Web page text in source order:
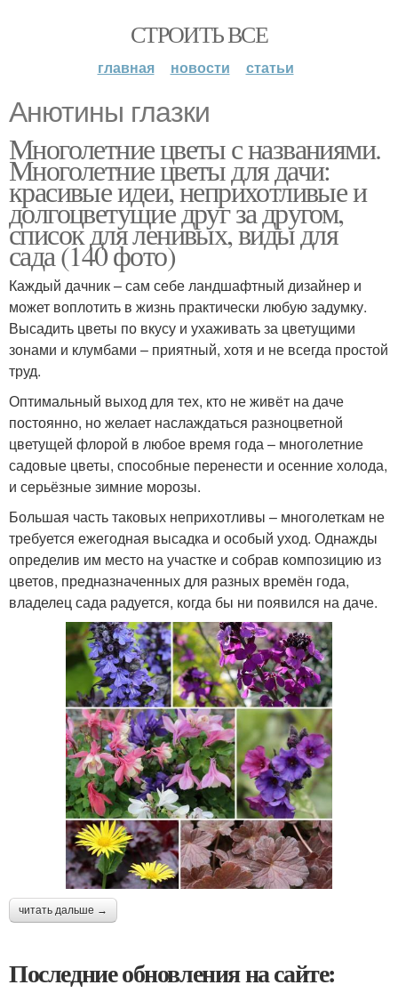
СТРОИТЬ ВСЕ
главная новости статьи
Анютины глазки
Многолетние цветы с названиями.
Многолетние цветы для дачи:
красивые идеи, неприхотливые и
долгоцветущие друг за другом,
список для ленивых, виды для
сада (140 фото)
Каждый дачник – сам себе ландшафтный дизайнер и
может воплотить в жизнь практически любую задумку.
Высадить цветы по вкусу и ухаживать за цветущими
зонами и клумбами – приятный, хотя и не всегда простой
труд.
Оптимальный выход для тех, кто не живёт на даче
постоянно, но желает наслаждаться разноцветной
цветущей флорой в любое время года – многолетние
садовые цветы, способные перенести и осенние холода,
и серьёзные зимние морозы.
Большая часть таковых неприхотливы – многолеткам не
требуется ежегодная высадка и особый уход. Однажды
определив им место на участке и собрав композицию из
цветов, предназначенных для разных времён года,
владелец сада радуется, когда бы ни появился на даче.
читать дальше →
Последние обновления на сайте: